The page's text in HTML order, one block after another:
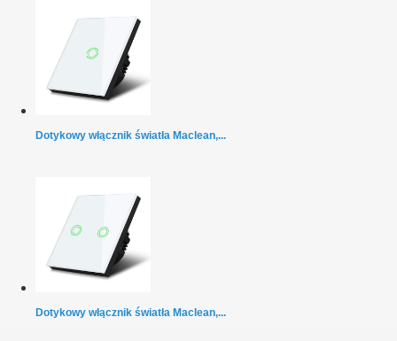
Dotykowy włącznik światła Maclean,...
Dotykowy włącznik światła Maclean,...